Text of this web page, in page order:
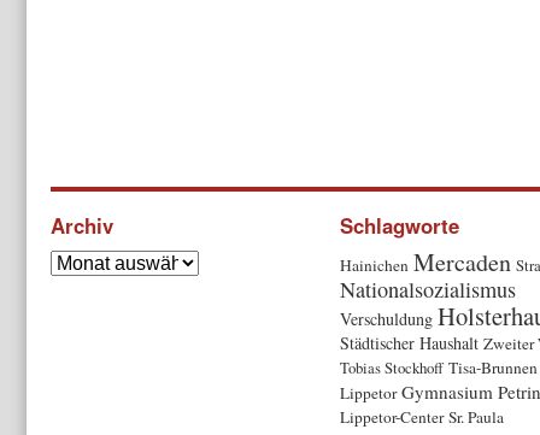
Archiv Schlagworte
Hainichen Mercaden
Nationalsozialismus
Verschuldung
Städtischer Haushalt Zweiter
Tobias Stockhoff Tisa-Brunnen
Lippetor Gymnasium
Lippetor-Center Sr. Paula